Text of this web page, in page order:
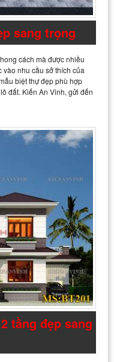
sang trọng
cách mà được nhiều
vào nhu cầu sở thích của
biệt thự đẹp phù hợp
đất. Kiến An Vinh, gửi đến
tầng đẹp sang